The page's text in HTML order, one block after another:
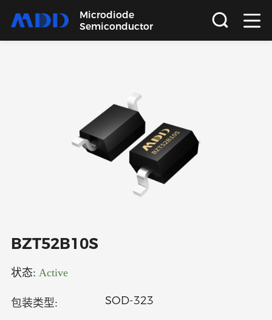
Microdiode
Semiconductor
关于
BZT52B10S
状态: Active
包装类型: SOD-323